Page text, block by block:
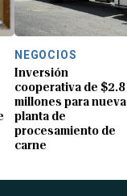
NEGOCIOS
Inversión
cooperativa de $2.8
millones para nueva
planta de
procesamiento de
carne